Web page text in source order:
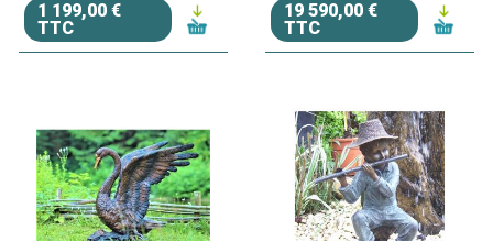
1 199,00 €
TTC
19 590,00 €
TTC